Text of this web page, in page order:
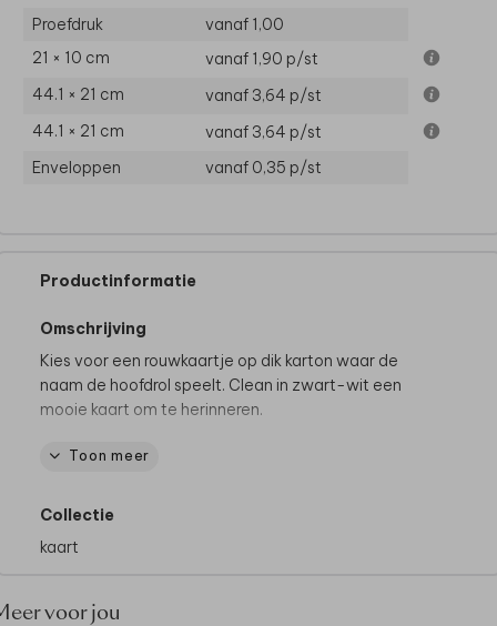
Proefdruk
vanaf 1,00
21 × 10 cm
vanaf 1,90 p/st
44.1 × 21 cm
vanaf 3,64 p/st
44.1 × 21 cm
vanaf 3,64 p/st
Enveloppen
vanaf 0,35 p/st
Productinformatie
Omschrijving
Kies voor een rouwkaartje op dik karton waar de
naam de hoofdrol speelt. Clean in zwart-wit een
mooie kaart om te herinneren.
Let op! Dit ontwerp wordt gedrukt op dik karton. Dit
papiersoort, waardoor het kaartje niet buigt en
Toon meer
Collectie
kaart
voor jou